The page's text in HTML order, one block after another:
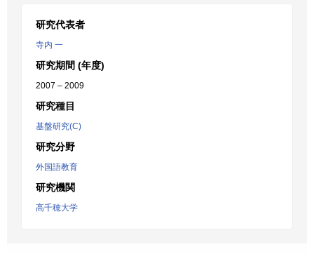
研究代表者
寺内 一
研究期間 (年度)
2007 – 2009
研究種目
基盤研究(C)
研究分野
外国語教育
研究機関
高千穂大学